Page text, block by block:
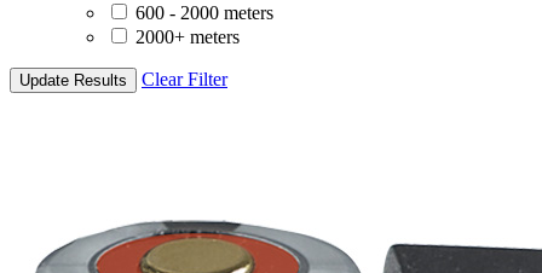
600 - 2000 meters
2000+ meters
Update Results Clear Filter